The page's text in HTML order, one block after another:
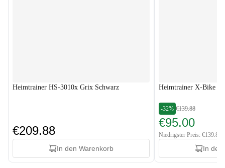
Heimtrainer HS-3010x Grix Schwarz
€209.88
In den Warenkorb
Heimtrainer X-Bike
-32% €139.88
€95.00
Niedrigster Preis: €139.88
In den